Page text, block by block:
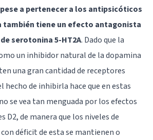
pese a pertenecer a los antipsicóticos
también tiene un efecto antagonista
serotonina 5-HT2A. Dado que la
un inhibidor natural de la dopamina
una gran cantidad de receptores
de inhibirla hace que en estas
se vea tan menguada por los efectos
D2, de manera que los niveles de
déficit de esta se mantienen o